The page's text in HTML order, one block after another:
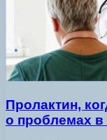
Пролактин,
о проблемах в